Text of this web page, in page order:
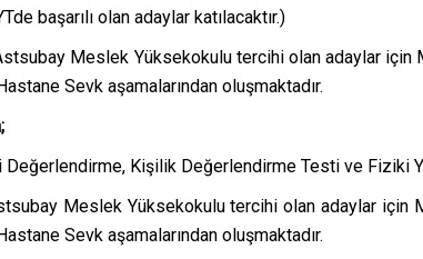
başarılı olan adaylar katılacaktır.)
Meslek Yüksekokulu tercihi olan adaylar
Sevk aşamalarından oluşmaktadır.
Değerlendirme, Kişilik Değerlendirme Testi ve Fiziki
Meslek Yüksekokulu tercihi olan adaylar için
Sevk aşamalarından oluşmaktadır.